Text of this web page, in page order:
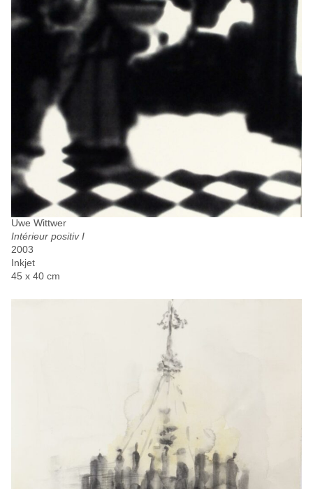
Uwe Wittwer
Intérieur positiv I
2003
Inkjet
45 x 40 cm